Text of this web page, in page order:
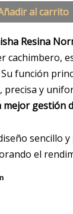
al carrito
Resina
cachimbero,
Su función
precisa y
mejor gestión
sencillo
el